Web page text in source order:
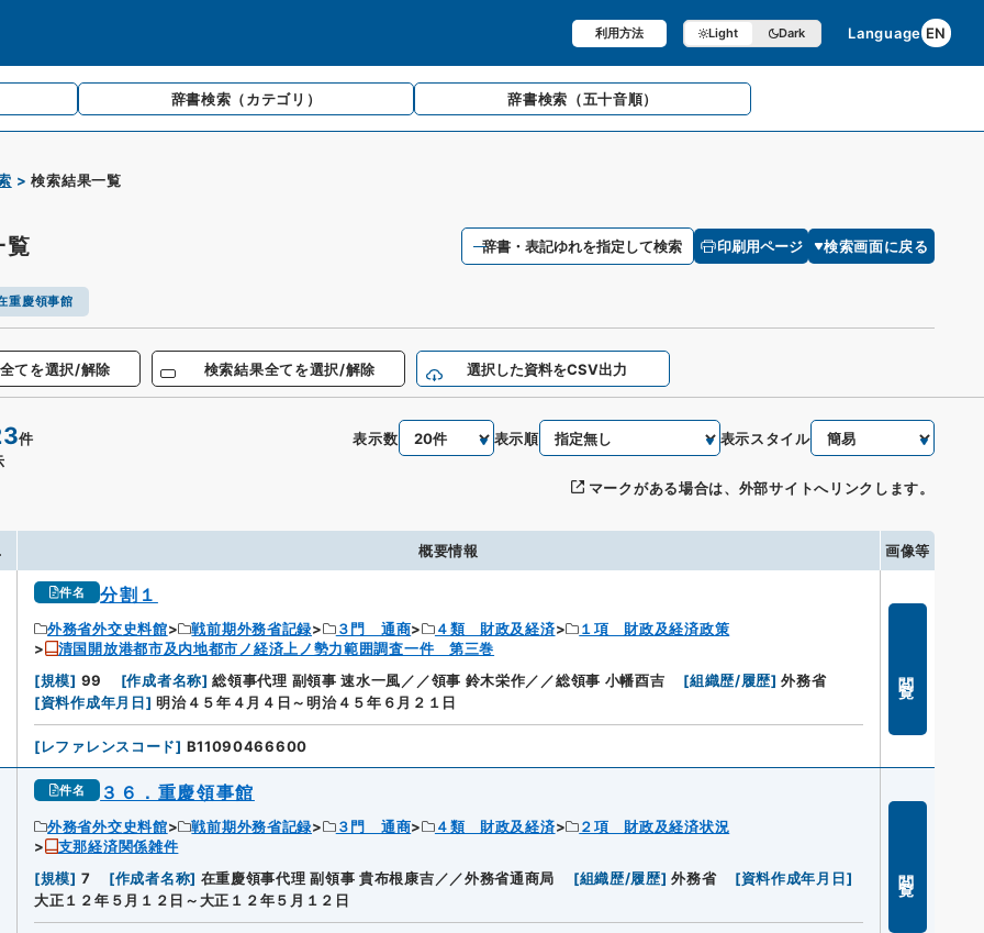
利用方法 Light Dark Language EN
辞書検索 （カテゴリ） 辞書検索 （五十音順）
検索結果一覧
覧 辞書・表記ゆれを指定して検索 印刷用ページ 検索画面に戻る
重慶領事館
てを選択/解除 検索結果全てを選択/解除 選択した資料をCSV出力
件
表示数 表示順 表示スタイル
マークがある場合は、外部サイトへリンクします。
概要情報 画像等
件名 分割１
外務省外交史料館 戦前期外務省記録 ３門 通商 ４類 財政及経済
１項 財政及経済政策
清国開放港都市及内地都市ノ経済上ノ勢力範囲調査一件 第三巻
[規模] 99 [作成者名称] 総領事代理 副領事 速水一風／／領事 鈴木栄作／／総領事 小幡酉吉 [組織歴/履歴] 外務省
[資料作成年月日] 明治４５年４月４日～明治４５年６月２１日
[レファレンスコード] B11090466600
件名 ３６．重慶領事館
外務省外交史料館 戦前期外務省記録 ３門 通商 ４類 財政及経済
２項 財政及経済状況
支那経済関係雑件
[規模] 7 [作成者名称] 在重慶領事代理 副領事 貴布根康吉／／外務省通商局 [組織歴/履歴] 外務省 [資料作成年月日]
大正１２年５月１２日～大正１２年５月１２日